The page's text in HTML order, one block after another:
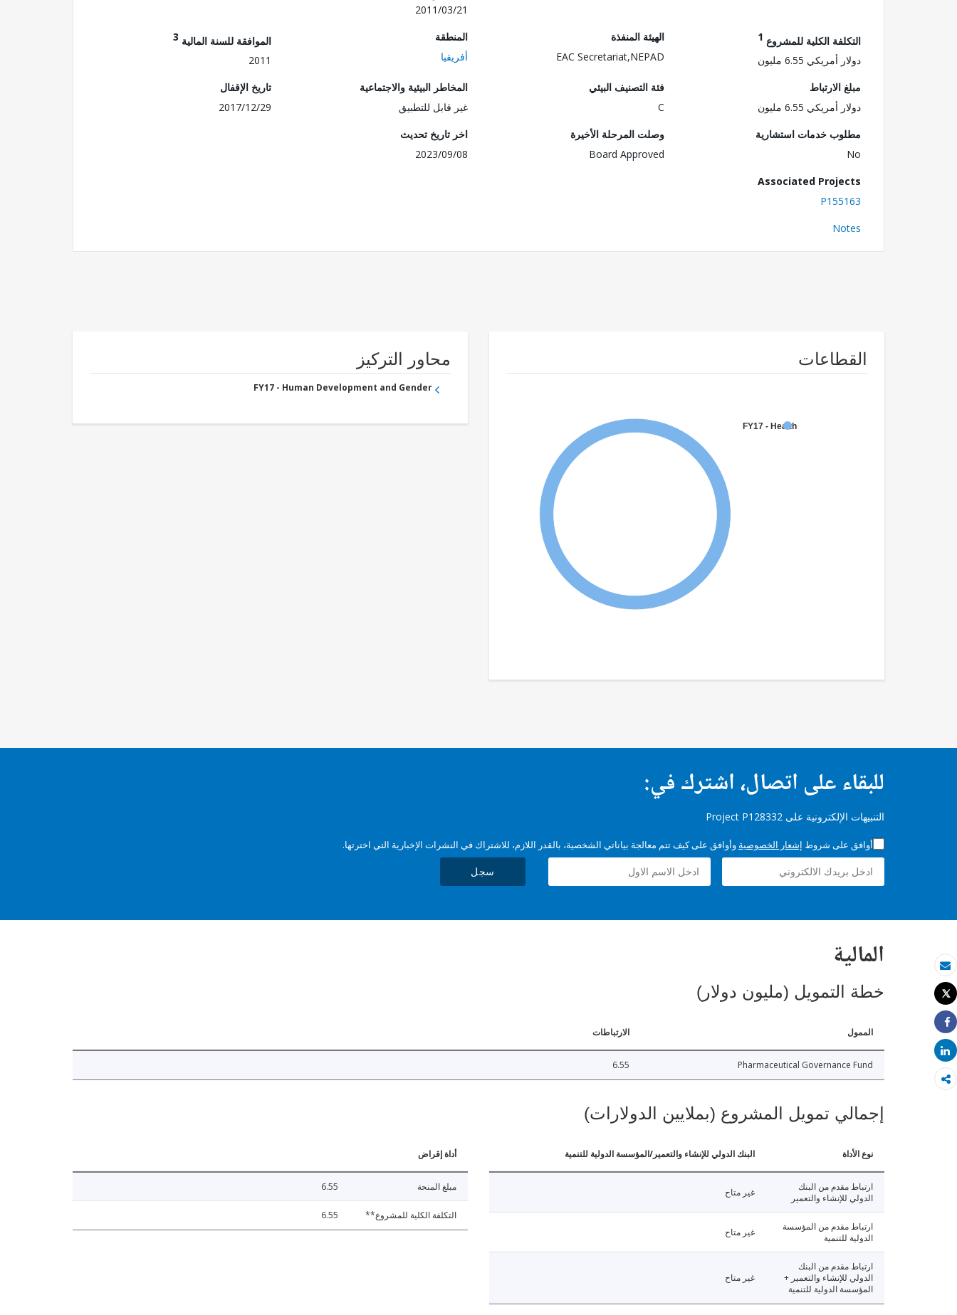
بريد الكتروني
طباعة
Tweet
Share
Share
2011/03/21
التكلفة الكلية للمشروع 1
دولار أمريكي 6.55 مليون
الهيئة المنفذة
EAC Secretariat,NEPAD
المنطقة
أفريقيا
الموافقة للسنة المالية 3
2011
مبلغ الارتباط
دولار أمريكي 6.55 مليون
فئة التصنيف البيئي
C
المخاطر البيئية والاجتماعية
غير قابل للتطبيق
تاريخ الإقفال
2017/12/29
مطلوب خدمات استشارية
No
وصلت المرحلة الأخيرة
Board Approved
اخر تاريخ تحديث
2023/09/08
Associated Projects
P155163
Notes
القطاعات
FY17 - Health
محاور التركيز
FY17 - Human Development and Gender
للبقاء على اتصال، اشترك في:
التنبيهات الإلكترونية على Project P128332
أوافق على شروط إشعار الخصوصية وأوافق على كيف تتم معالجة بياناتي الشخصية، بالقدر اللازم، للاشتراك في النشرات الإخبارية التي اخترتها.
سجل
المالية
خطة التمويل (مليون دولار)
الممول الارتباطات
Pharmaceutical Governance Fund
6.55
إجمالي تمويل المشروع (بملايين الدولارات)
نوع الأداة البنك الدولي للإنشاء والتعمير/المؤسسة الدولية للتنمية
ارتباط مقدم من البنك
الدولي للإنشاء والتعمير
غير متاح
ارتباط مقدم من المؤسسة
الدولية للتنمية
غير متاح
ارتباط مقدم من البنك
الدولي للإنشاء والتعمير +
المؤسسة الدولية للتنمية
غير متاح
أداة إقراض
مبلغ المنحة 6.55
التكلفة الكلية للمشروع** 6.55